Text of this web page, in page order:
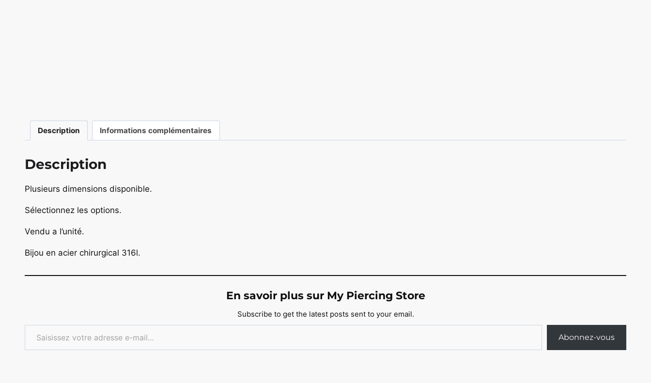
Description Informations complémentaires
Description
Plusieurs dimensions disponible.
Sélectionnez les options.
Vendu a l’unité.
Bijou en acier chirurgical 316l.
En savoir plus sur My Piercing Store
Subscribe to get the latest posts sent to your email.
Saisissez votre adresse e-mail…
Abonnez-vous